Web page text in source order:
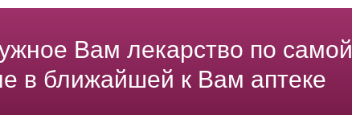
Вам лекарство по самой
в ближайшей к Вам аптеке